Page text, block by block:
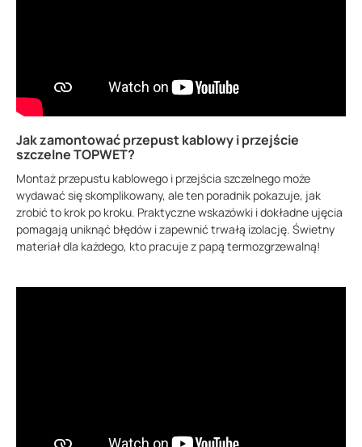
Jak zamontować przepust kablowy i przejście
szczelne TOPWET?
Montaż przepustu kablowego i przejścia szczelnego może
wydawać się skomplikowany, ale ten poradnik pokazuje, jak
zrobić to krok po kroku. Praktyczne wskazówki i dokładne ujęcia
pomagają uniknąć błędów i zapewnić trwałą izolację. Świetny
materiał dla każdego, kto pracuje z papą termozgrzewalną!